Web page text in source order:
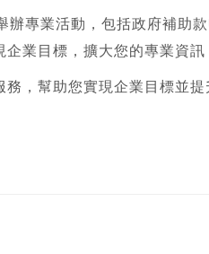
專業活動，包括政府補助
業目標，擴大您的專業資訊
，幫助您實現企業目標並